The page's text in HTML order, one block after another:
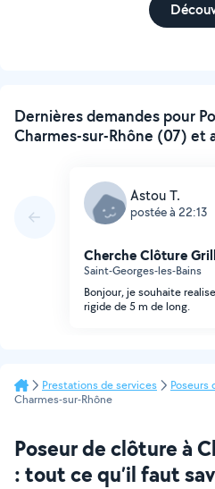
Dernières demandes pour
Charmes-sur-Rhône (07) et
Astou T.
postée à 22:13
Cherche Clôture
Saint-Georges-les-Bains
Bonjour, je souhaite
rigide de 5 m de long.
Prestations de services Poseurs
Charmes-sur-Rhône
Poseur de clôture à
: tout ce qu’il faut